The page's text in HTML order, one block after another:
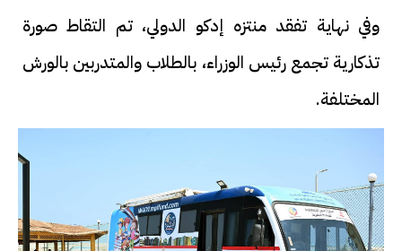
وفي نهاية تفقد منتزه إدكو الدولي، تم التقاط صورة
تذكارية تجمع رئيس الوزراء، بالطلاب والمتدربين بالورش
المختلفة.